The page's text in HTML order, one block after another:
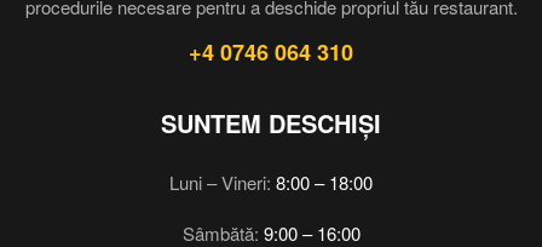
procedurile necesare pentru a deschide propriul tău restaurant.
+4 0746 064 310
SUNTEM DESCHIȘI
Luni – Vineri: 8:00 – 18:00
Sâmbătă: 9:00 – 16:00